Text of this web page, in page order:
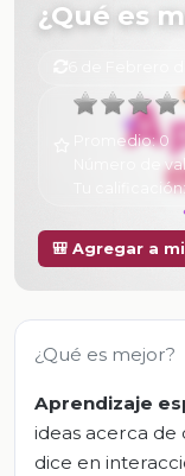
¿Qué es
6 de Febrero
Promedio:0
Número de
Tu
🎒 Agregar a
¿Qué es mejor?
Aprendizaje
ideas acerca de
dice en